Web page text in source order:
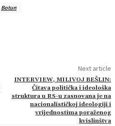
Botun
Next article
INTERVIEW, MILIVOJ BEŠLIN:
Čitava politička i ideološka
struktura u RS-u zasnovana je na
nacionalističkoj ideologiji i
vrijednostima poraženog
kvislinštva